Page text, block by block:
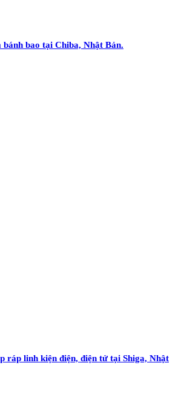
bao tại Chiba, Nhật Bản.
ráp linh kiện điện, điện tử tại Shiga, Nhật